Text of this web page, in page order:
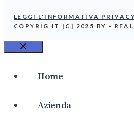
LEGGI L'INFORMATIVA PRIVACY
COPYRIGHT [C] 2025 BY -
CHIUDI
Home
Azienda